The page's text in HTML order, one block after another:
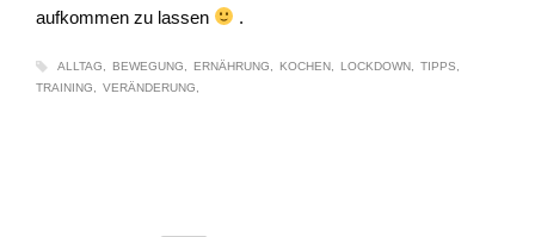
aufkommen zu lassen
.
ALLTAG BEWEGUNG ERNÄHRUNG KOCHEN LOCKDOWN
TIPPS
TRAINING
VERÄNDERUNG